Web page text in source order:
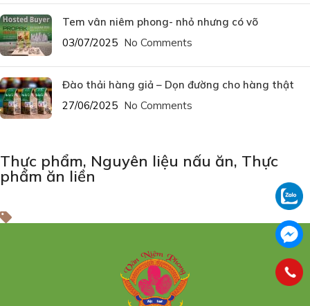
Tem vân niêm phong- nhỏ nhưng có võ
03/07/2025 No Comments
Đào thải hàng giả – Dọn đường cho hàng thật
27/06/2025 No Comments
Thực phẩm, Nguyên liệu nấu ăn, Thực
phẩm ăn liền